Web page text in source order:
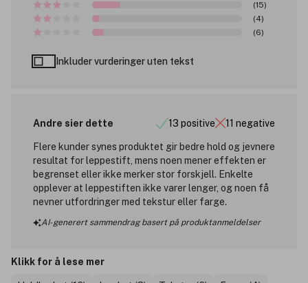
(15)
(4)
(6)
Inkluder vurderinger uten tekst
Andre sier dette 13 positive 11 negative
Flere kunder synes produktet gir bedre hold og jevnere
resultat for leppestift, mens noen mener effekten er
begrenset eller ikke merker stor forskjell. Enkelte
opplever at leppestiften ikke varer lenger, og noen få
nevner utfordringer med tekstur eller farge.
AI-generert sammendrag basert på produktanmeldelser
Klikk for å lese mer